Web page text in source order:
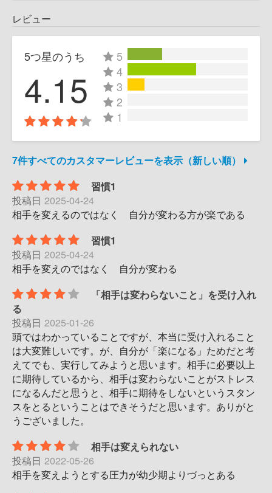
レビュー
5つ星のうち
4.15
5
4
3
2
1
7件すべてのカスタマーレビューを表示（新しい順）
習慣1
投稿日 2025-04-24
相手を変えるのではなく 自分が変わる方が楽である
習慣1
投稿日 2025-04-24
相手を変えのではなく 自分が変わる
「相手は変わらないこと」を受け入れ
る
投稿日 2025-01-26
頭ではわかっていることですが、本当に受け入れること
は大変難しいです。が、自分が「楽になる」ためだと考
えてでも、実行してみようと思います。相手に必要以上
に期待しているから、相手は変わらないことがストレス
になるんだと思うと、相手に期待をしないというスタン
スをとるということはできそうだと思います。ありがと
うございました。
相手は変えられない
投稿日 2022-05-26
相手を変えようとする圧力が幼少期よりづっとある